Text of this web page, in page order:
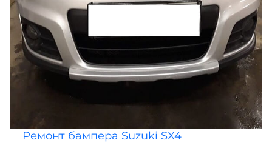
Ремонт бампера Suzuki SX4